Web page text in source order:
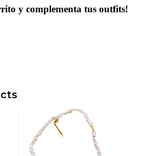
y complementa tus outfits!